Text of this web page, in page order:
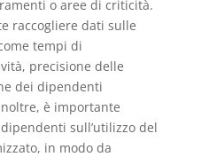
o aree di criticità.
raccogliere dati sulle
tempi di
precisione delle
dei dipendenti
è importante
sull’utilizzo del
in modo da